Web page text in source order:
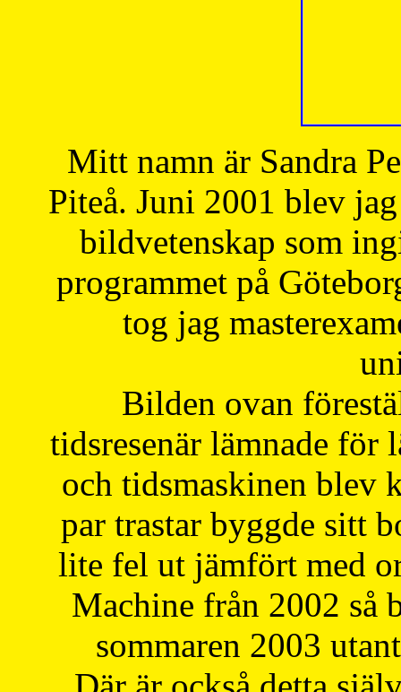
Mitt namn är Sandra
Piteå. Juni 2001 blev
bildvetenskap som
programmet på
tog jag
Bilden ovan
tidsresenär lämnade för
och tidsmaskinen blev
par trastar byggde sitt
lite fel ut jämfört med
Machine från 2002 så
sommaren 2003